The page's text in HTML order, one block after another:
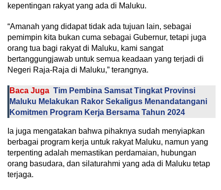
kepentingan rakyat yang ada di Maluku.
“Amanah yang didapat tidak ada tujuan lain, sebagai
pemimpin kita bukan cuma sebagai Gubernur, tetapi juga
orang tua bagi rakyat di Maluku, kami sangat
bertanggungjawab untuk semua keadaan yang terjadi di
Negeri Raja-Raja di Maluku,” terangnya.
Baca Juga Tim Pembina Samsat Tingkat Provinsi
Maluku Melakukan Rakor Sekaligus Menandatangani
Komitmen Program Kerja Bersama Tahun 2024
Ia juga mengatakan bahwa pihaknya sudah menyiapkan
berbagai program kerja untuk rakyat Maluku, namun yang
terpenting adalah memastikan perdamaian, hubungan
orang basudara, dan silaturahmi yang ada di Maluku tetap
terjaga.